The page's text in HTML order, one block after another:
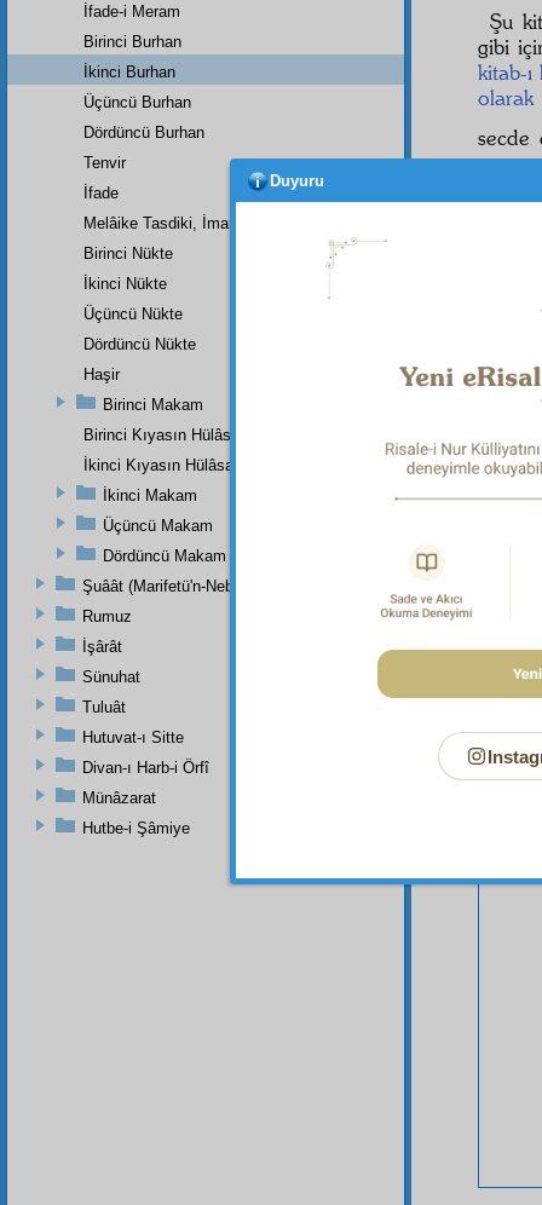
Şu
gibi
kitab-ı
olarak
secde
zîhayat
Dipnot-2
Sen
İfade-i Meram
Birinci Burhan
İkinci Burhan
Üçüncü Burhan
Dördüncü Burhan
Tenvir
İfade
Melâike Tasdiki, İmanın Bir Rüknüdür
Birinci Nükte
İkinci Nükte
Üçüncü Nükte
Dördüncü Nükte
Haşir
Birinci Makam
Birinci Kıyasın Hülâsası
İkinci Kıyasın Hülâsası
İkinci Makam
Üçüncü Makam
Dördüncü Makam
Şuâât (Marifetü'n-Nebi)
Rumuz
İşârât
Sünuhat
Tuluât
Hutuvat-ı Sitte
Divan-ı Harb-i Örfî
Münâzarat
Hutbe-i Şâmiye
Duyuru